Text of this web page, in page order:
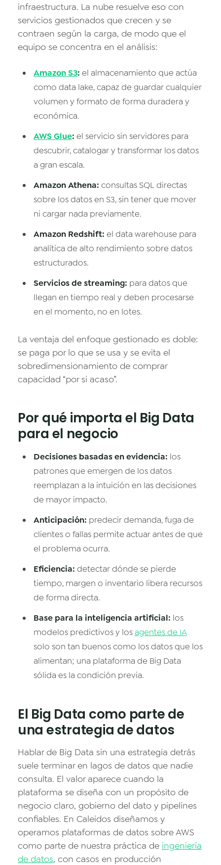
infraestructura. La nube resuelve eso con
servicios gestionados que crecen y se
contraen según la carga, de modo que el
equipo se concentra en el análisis:
Amazon S3: el almacenamiento que actúa
como data lake, capaz de guardar cualquier
volumen y formato de forma duradera y
económica.
AWS Glue: el servicio sin servidores para
descubrir, catalogar y transformar los datos
a gran escala.
Amazon Athena: consultas SQL directas
sobre los datos en S3, sin tener que mover
ni cargar nada previamente.
Amazon Redshift: el data warehouse para
analítica de alto rendimiento sobre datos
estructurados.
Servicios de streaming: para datos que
llegan en tiempo real y deben procesarse
en el momento, no en lotes.
La ventaja del enfoque gestionado es doble:
se paga por lo que se usa y se evita el
sobredimensionamiento de comprar
capacidad “por si acaso”.
Por qué importa el Big Data
para el negocio
Decisiones basadas en evidencia: los
patrones que emergen de los datos
reemplazan a la intuición en las decisiones
de mayor impacto.
Anticipación: predecir demanda, fuga de
clientes o fallas permite actuar antes de que
el problema ocurra.
Eficiencia: detectar dónde se pierde
tiempo, margen o inventario libera recursos
de forma directa.
Base para la inteligencia artificial: los
modelos predictivos y losagentes de IA
solo son tan buenos como los datos que los
alimentan; una plataforma de Big Data
sólida es la condición previa.
El Big Data como parte de
una estrategia de datos
Hablar de Big Data sin una estrategia detrás
suele terminar en lagos de datos que nadie
consulta. El valor aparece cuando la
plataforma se diseña con un propósito de
negocio claro, gobierno del dato y pipelines
confiables. En Caleidos diseñamos y
operamos plataformas de datos sobre AWS
como parte de nuestra práctica de ingeniería
de datos, con casos en producción